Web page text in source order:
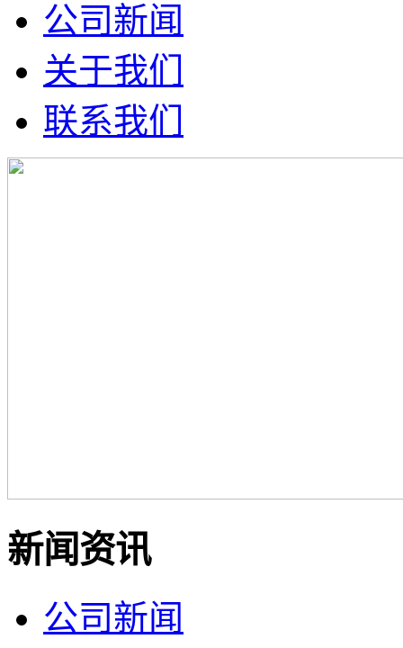
公司新闻
关于我们
联系我们
新闻资讯
公司新闻